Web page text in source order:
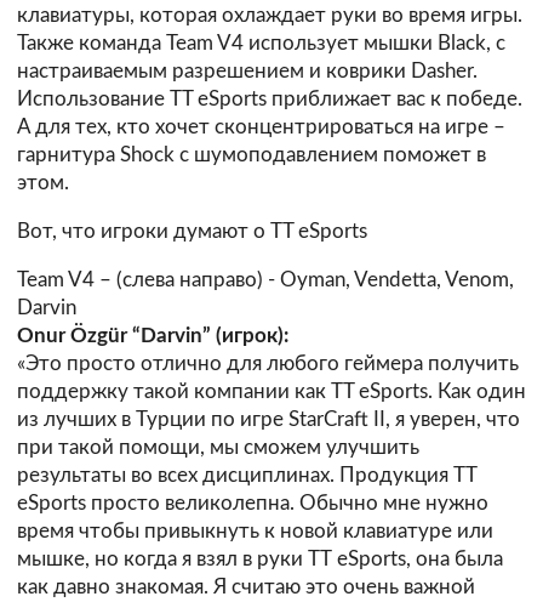
клавиатуры, которая охлаждает руки во время игры.
Также команда Team V4 использует мышки Black, с
настраиваемым разрешением и коврики Dasher.
Использование TT eSports приближает вас к победе.
А для тех, кто хочет сконцентрироваться на игре –
гарнитура Shock с шумоподавлением поможет в
этом.
Вот, что игроки думают о TT eSports
Team V4 – (слева направо) - Oyman, Vendetta, Venom,
Darvin
Onur Özgür “Darvin” (игрок):
«Это просто отлично для любого геймера получить
поддержку такой компании как TT eSports. Как один
из лучших в Турции по игре StarCraft II, я уверен, что
при такой помощи, мы сможем улучшить
результаты во всех дисциплинах. Продукция TT
eSports просто великолепна. Обычно мне нужно
время чтобы привыкнуть к новой клавиатуре или
мышке, но когда я взял в руки ТТ eSports, она была
как давно знакомая. Я считаю это очень важной